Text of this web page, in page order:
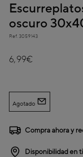
oscuro
Ref. 3059143
6,99€
Agotado
Compra ahora y
Disponibilidad en